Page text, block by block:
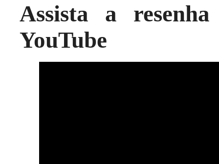
Assista a
YouTube